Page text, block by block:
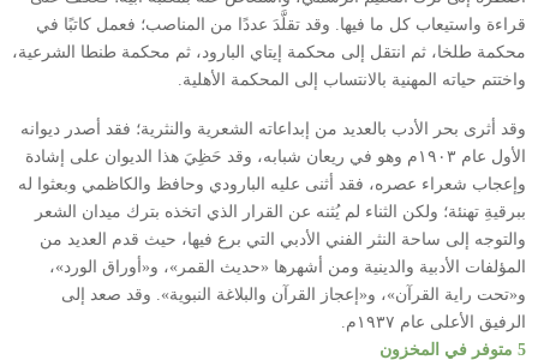
قراءة واستيعاب كل ما فيها. وقد تقلَّدَ عددًا من المناصب؛ فعمل كاتبًا في
محكمة طلخا، ثم انتقل إلى محكمة إيتاي البارود، ثم محكمة طنطا الشرعية،
واختتم حياته المهنية بالانتساب إلى المحكمة الأهلية.
وقد أثرى بحر الأدب بالعديد من إبداعاته الشعرية والنثرية؛ فقد أصدر ديوانه
الأول عام ١٩٠٣م وهو في ريعان شبابه، وقد حَظِيَ هذا الديوان على إشادة
وإعجاب شعراء عصره، فقد أثنى عليه البارودي وحافظ والكاظمي وبعثوا له
ببرقيةِ تهنئة؛ ولكن الثناء لم يُثنه عن القرار الذي اتخذه بترك ميدان الشعر
والتوجه إلى ساحة النثر الفني الأدبي التي برع فيها، حيث قدم العديد من
المؤلفات الأدبية والدينية ومن أشهرها «حديث القمر»، و«أوراق الورد»،
و«تحت راية القرآن»، و«إعجاز القرآن والبلاغة النبوية». وقد صعد إلى
الرفيق الأعلى عام ١٩٣٧م.
5 متوفر في المخزون